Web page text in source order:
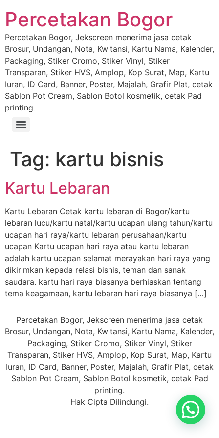
Percetakan Bogor
Percetakan Bogor, Jekscreen menerima jasa cetak
Brosur, Undangan, Nota, Kwitansi, Kartu Nama, Kalender,
Packaging, Stiker Cromo, Stiker Vinyl, Stiker
Transparan, Stiker HVS, Amplop, Kop Surat, Map, Kartu
Iuran, ID Card, Banner, Poster, Majalah, Grafir Plat, cetak
Sablon Pot Cream, Sablon Botol kosmetik, cetak Pad
printing.
Tag: kartu bisnis
Kartu Lebaran
Kartu Lebaran Cetak kartu lebaran di Bogor/kartu
lebaran lucu/kartu natal/kartu ucapan ulang tahun/kartu
ucapan hari raya/kartu lebaran perusahaan/kartu
ucapan Kartu ucapan hari raya atau kartu lebaran
adalah kartu ucapan selamat merayakan hari raya yang
dikirimkan kepada relasi bisnis, teman dan sanak
saudara. kartu hari raya biasanya berhiaskan tentang
tema keagamaan, kartu lebaran hari raya biasanya […]
Percetakan Bogor, Jekscreen menerima jasa cetak
Brosur, Undangan, Nota, Kwitansi, Kartu Nama, Kalender,
Packaging, Stiker Cromo, Stiker Vinyl, Stiker
Transparan, Stiker HVS, Amplop, Kop Surat, Map, Kartu
Iuran, ID Card, Banner, Poster, Majalah, Grafir Plat, cetak
Sablon Pot Cream, Sablon Botol kosmetik, cetak Pad
printing.
Hak Cipta Dilindungi.